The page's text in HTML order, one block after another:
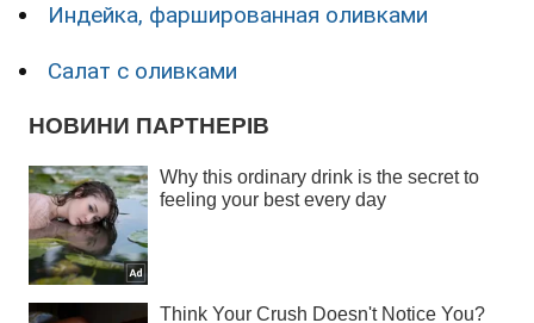
Индейка, фаршированная оливками
Салат с оливками